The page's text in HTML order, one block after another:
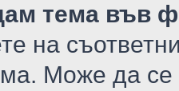
тема във
на
Може да се